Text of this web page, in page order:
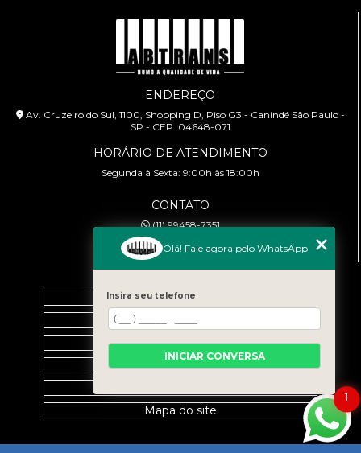
ENDEREÇO
Av. Cruzeiro do Sul, 1100, Shopping D, Piso G3 - Canindé São Paulo -
SP - CEP: 04648-071
HORÁRIO DE ATENDIMENTO
Segunda à Sexta: 9:00h às 18:00h
CONTATO
(11) 99458-7351
cursoabtrans@gmail.com
Home
Empresa
Galeria
Contato
Mapa do site
1
Olá! Fale agora pelo WhatsApp
Insira seu telefone
INICIAR CONVERSA